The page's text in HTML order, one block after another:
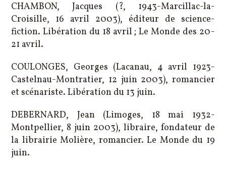
CHAMBON, Jacques (?, 1943-Marcillac-la-
Croisille, 16 avril 2003), éditeur de science-
fiction. Libération du 18 avril ; Le Monde des 20-
21 avril.
COULONGES, Georges (Lacanau, 4 avril 1923-
Castelnau-Montratier, 12 juin 2003), romancier
et scénariste. Libération du 13 juin.
DEBERNARD, Jean (Limoges, 18 mai 1932-
Montpellier, 8 juin 2003), libraire, fondateur de
la librairie Molière, romancier. Le Monde du 19
juin.